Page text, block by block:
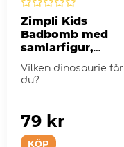
Zimpli Kids
Badbomb med
samlarfigur,
Dinosaurie
Vilken dinosaurie får
du?
KÖP
79 kr